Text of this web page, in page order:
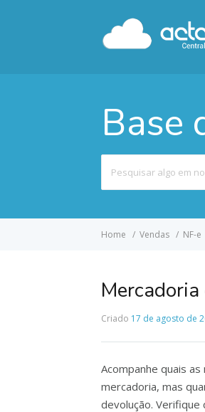
Base
por
Home Vendas NF-e
Criado 17 de agosto de
Acompanhe quais
mercadoria, mas
devolução. Verifique